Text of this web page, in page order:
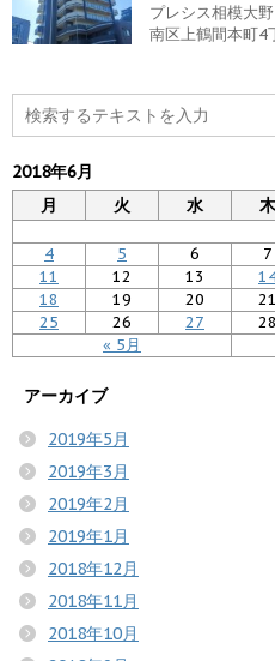
プレシス相模大
南区上鶴間本町4
2018年6月
月
火 水 木
« 5月
4
5 6 7
11
12 13
18
19 20 21
25
26 27 28
アーカイブ
2019年5月
2019年3月
2019年2月
2019年1月
2018年12月
2018年11月
2018年10月